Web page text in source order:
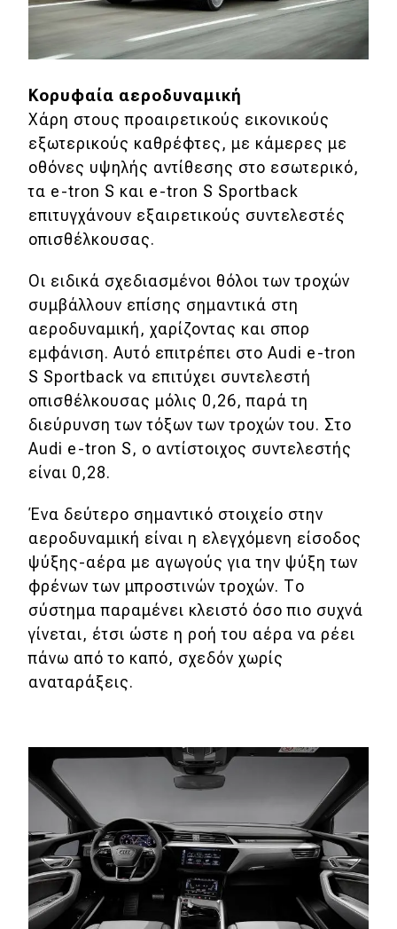
Κορυφαία αεροδυναμική
Χάρη στους προαιρετικούς εικονικούς
εξωτερικούς καθρέφτες, με κάμερες με
οθόνες υψηλής αντίθεσης στο εσωτερικό,
τα e-tron S και e-tron S Sportback
επιτυγχάνουν εξαιρετικούς συντελεστές
οπισθέλκουσας.
Οι ειδικά σχεδιασμένοι θόλοι των τροχών
συμβάλλουν επίσης σημαντικά στη
αεροδυναμική, χαρίζοντας και σπορ
εμφάνιση. Αυτό επιτρέπει στο Audi e-tron
S Sportback να επιτύχει συντελεστή
οπισθέλκουσας μόλις 0,26, παρά τη
διεύρυνση των τόξων των τροχών του. Στο
Audi e-tron S, ο αντίστοιχος συντελεστής
είναι 0,28.
Ένα δεύτερο σημαντικό στοιχείο στην
αεροδυναμική είναι η ελεγχόμενη είσοδος
ψύξης-αέρα με αγωγούς για την ψύξη των
φρένων των μπροστινών τροχών. Το
σύστημα παραμένει κλειστό όσο πιο συχνά
γίνεται, έτσι ώστε η ροή του αέρα να ρέει
πάνω από το καπό, σχεδόν χωρίς
αναταράξεις.